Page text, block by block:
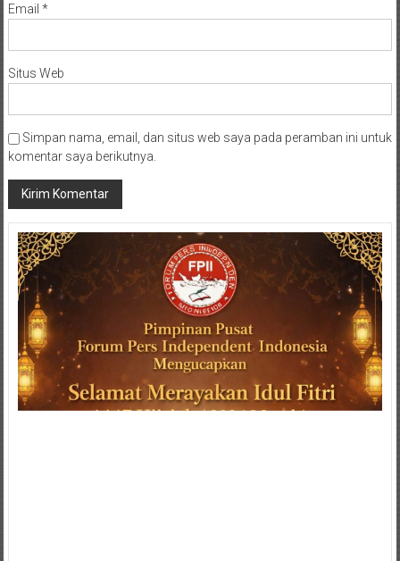
Email *
Situs Web
Simpan nama, email, dan situs web saya pada peramban ini untuk
komentar saya berikutnya.